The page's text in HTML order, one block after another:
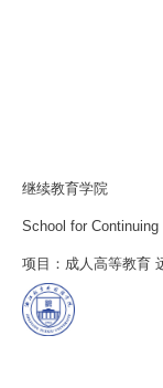
继续教育学院
School for
项目：成人高等教育